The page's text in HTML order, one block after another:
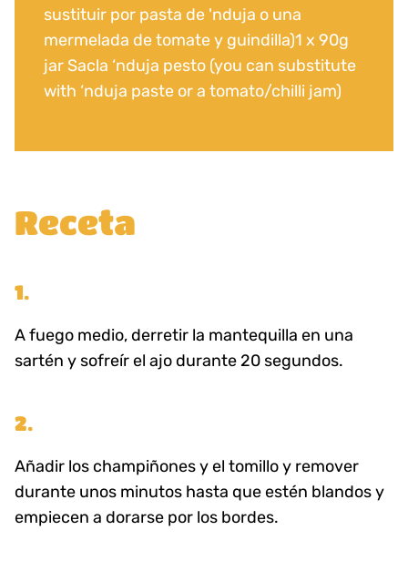
Receta
1.
A fuego medio, derretir la mantequilla en una
sartén y sofreír el ajo durante 20 segundos.
2.
Añadir los champiñones y el tomillo y remover
durante unos minutos hasta que estén blandos y
empiecen a dorarse por los bordes.
sustituir por pasta de 'nduja o una
mermelada de tomate y guindilla)1 x 90g
jar Sacla ‘nduja pesto (you can substitute
with ‘nduja paste or a tomato/chilli jam)